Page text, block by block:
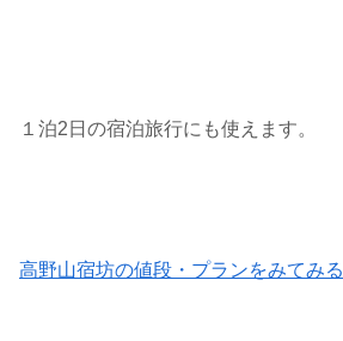
１泊2日の宿泊旅行にも使えます。
高野山宿坊の値段・プランをみてみる